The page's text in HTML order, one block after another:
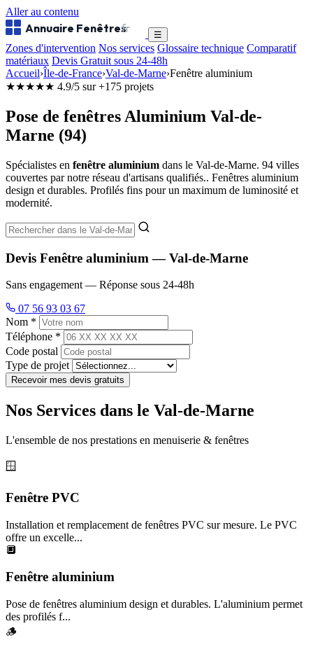
Aller au contenu
Annuaire Fenêtres
.fr ☰
Zones d'intervention Nos services Glossaire technique Comparatif
matériaux Devis Gratuit sous 24-48h
Accueil›Île-de-France›Val-de-Marne›Fenêtre aluminium
★★★★★ 4.9/5 sur +175 projets
Pose de fenêtres Aluminium Val-de-
Marne (94)
Spécialistes en fenêtre aluminium dans le Val-de-Marne. 94 villes
couvertes par notre réseau d'artisans qualifiés.. Fenêtres aluminium
design et durables. Profilés fins pour un maximum de luminosité et
modernité.
Devis Fenêtre aluminium — Val-de-Marne
Sans engagement — Réponse sous 24-48h
07 56 93 03 67
Nom *
Téléphone *
Code postal
Type de projet
Recevoir mes devis gratuits
Nos Services dans le Val-de-Marne
L'ensemble de nos prestations en menuiserie & fenêtres
🪟
Fenêtre PVC
Installation et remplacement de fenêtres PVC sur mesure. Le PVC
offre un excelle...
🔲
Fenêtre aluminium
Pose de fenêtres aluminium design et durables. L'aluminium permet
des profilés f...
🪵